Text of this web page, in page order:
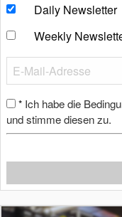
Daily Newsletter
Weekly
* Ich habe die
und stimme diesen zu.